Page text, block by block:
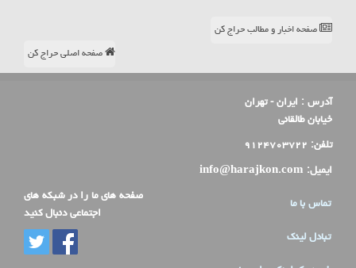
صفحه اخبار و مطالب حراج کن
صفحه اصلی حراج کن
آدرس : ایران - تهران
خیابان طالقانی
تلفن: ۹۱۲۴۷۰۳۷۲۲
ایمیل: info@harajkon.com
تماس با ما
تبادل لینک
صفحه های ما را در شبکه های
اجتماعی دنبال کنید